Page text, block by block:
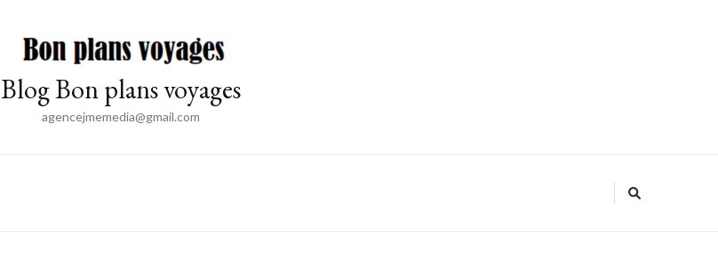
Blog Bon plans voyages
agencejmemedia@gmail.com